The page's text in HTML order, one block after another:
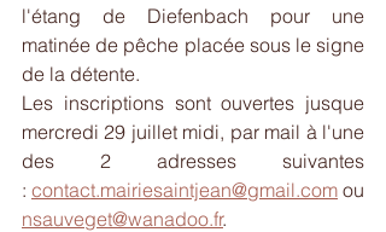
l'étang de Diefenbach pour une
matinée de pêche placée sous le signe
de la détente.
Les inscriptions sont ouvertes jusque
mercredi 29 juillet midi, par mail à l'une
des 2 adresses suivantes
: contact.mairiesaintjean@gmail.com
nsauveget@wanadoo.fr.